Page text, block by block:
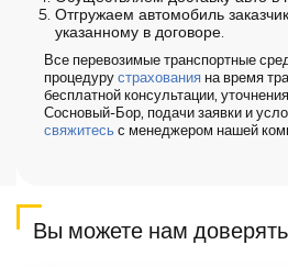
Отгружаем автомобиль
указанному в договоре.
Все перевозимые транспортные
процедуру страхования на время
бесплатной консультации,
Сосновый-Бор, подачи заявки и
свяжитесь с менеджером нашей
Вы можете нам доверять